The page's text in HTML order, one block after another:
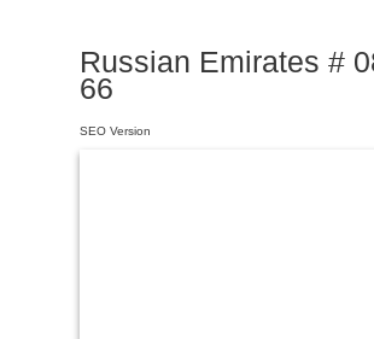
Russian Emirates #
66
SEO Version